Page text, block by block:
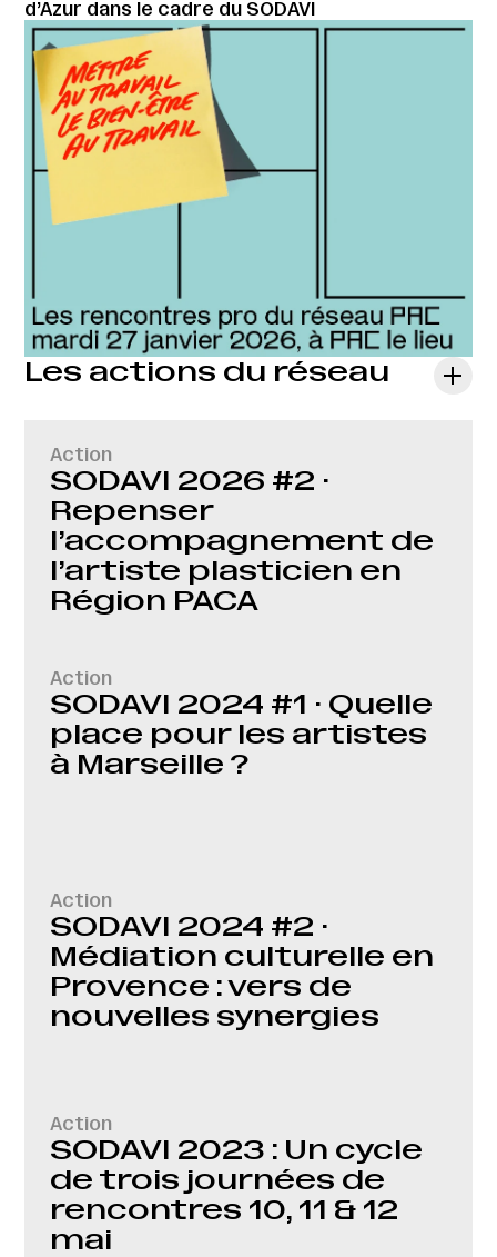
d’Azur dans le cadre du SODAVI
Les actions du réseau
Action
SODAVI 2026 #2 ·
Repenser
l’accompagnement de
l’artiste plasticien en
Région PACA
Action
SODAVI 2024 #1 · Quelle
place pour les artistes
à Marseille ?
Action
SODAVI 2024 #2 ·
Médiation culturelle en
Provence : vers de
nouvelles synergies
Action
SODAVI 2023 : Un cycle
de trois journées de
rencontres 10, 11 & 12
mai